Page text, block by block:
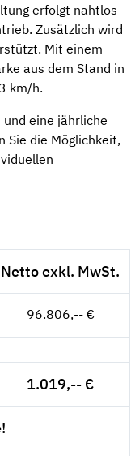
erfolgt nahtlos
Zusätzlich wird
Mit einem
aus dem Stand in
km/h.
und eine jährliche
Sie die Möglichkeit,
Netto exkl. MwSt.
96.806,-- €
1.019,-- €